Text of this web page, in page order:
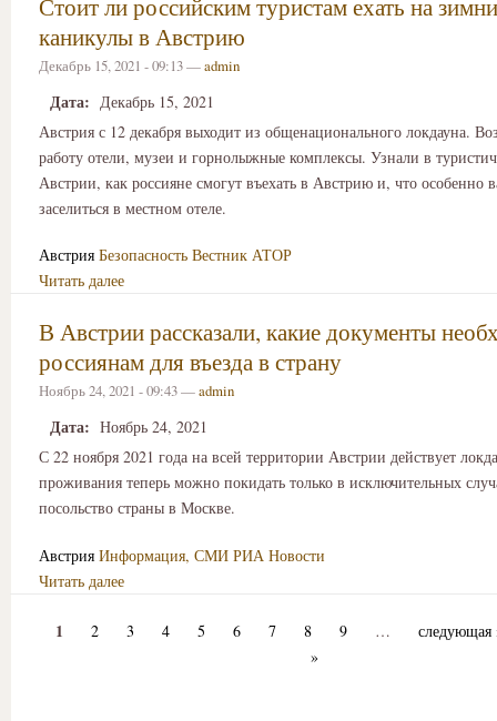
Стоит ли российским туристам ехать на
каникулы в Австрию
Декабрь 15, 2021 - 09:13 —admin
Дата: Декабрь 15, 2021
Австрия с 12 декабря выходит из общенационального локдауна.
работу отели, музеи и горнолыжные комплексы. Узнали в
Австрии, как россияне смогут въехать в Австрию и, что особенно
заселиться в местном отеле.
Австрия Безопасность Вестник АТОР
Читать далее
В Австрии рассказали, какие документы
россиянам для въезда в страну
Ноябрь 24, 2021 - 09:43 —admin
Дата: Ноябрь 24, 2021
С 22 ноября 2021 года на всей территории Австрии действует
проживания теперь можно покидать только в исключительных
посольство страны в Москве.
Австрия Информация, СМИ РИА Новости
Читать далее
1 2 3 4 5 6 7 8 9 …
следующая
»